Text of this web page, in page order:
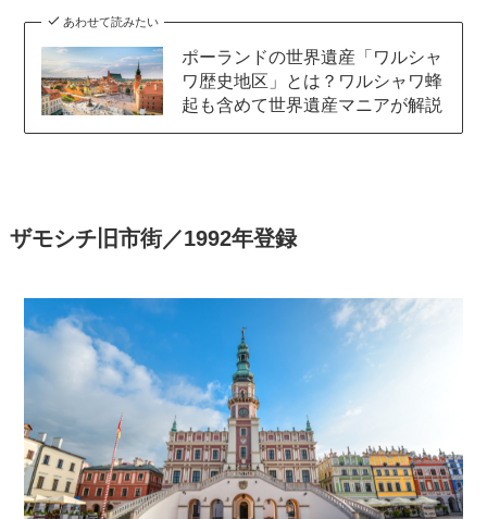
あわせて読みたい
ポーランドの世界遺産「ワルシャ
ワ歴史地区」とは？ワルシャワ蜂
起も含めて世界遺産マニアが解説
ザモシチ旧市街／1992年登録